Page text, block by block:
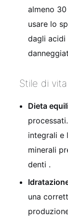
almeno
usare lo
dagli acidi
Stile di
Dieta
integrali e
minerali
denti .
una